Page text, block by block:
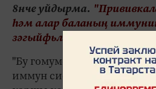
8нче уйдырма.
һәм алар баланың
зәгыйфьләндерә"
"Бу гомумән алай түгел.
иммун системасын саклык